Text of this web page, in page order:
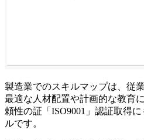
製造業でのスキルマップは、従
最適な人材配置や計画的な教育
頼性の証「ISO9001」認証取得
ルです。